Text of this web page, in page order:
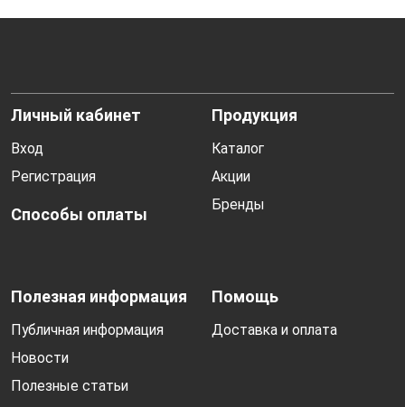
Личный кабинет
Вход
Регистрация
Способы оплаты
Продукция
Каталог
Акции
Бренды
Полезная информация
Публичная информация
Новости
Полезные статьи
Помощь
Доставка и оплата